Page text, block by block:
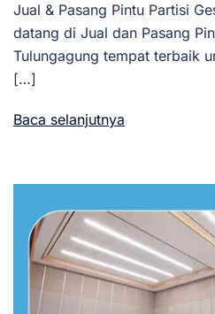
Jual & Pasang Pintu Partisi
datang di Jual dan Pasang
Tulungagung tempat terbaik
[…]
Baca selanjutnya